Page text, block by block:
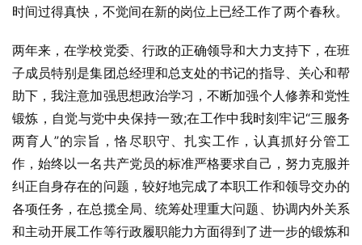
时间过得真快，不觉间在新的岗位上已经工作了两个春秋。
两年来，在学校党委、行政的正确领导和大力支持下，在班
子成员特别是集团总经理和总支处的书记的指导、关心和帮
助下，我注意加强思想政治学习，不断加强个人修养和党性
锻炼，自觉与党中央保持一致;在工作中我时刻牢记“三服务
两育人”的宗旨，恪尽职守、扎实工作，认真抓好分管工
作，始终以一名共产党员的标准严格要求自己，努力克服并
纠正自身存在的问题，较好地完成了本职工作和领导交办的
各项任务，在总揽全局、统筹处理重大问题、协调内外关系
和主动开展工作等行政履职能力方面得到了进一步的锻炼和